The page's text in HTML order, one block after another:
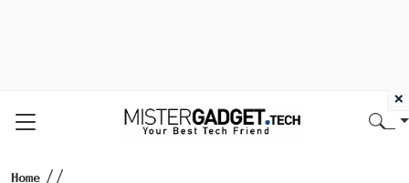
Home //
×